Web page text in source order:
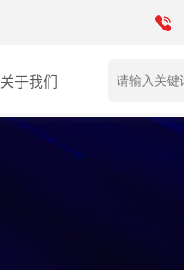
关于我们